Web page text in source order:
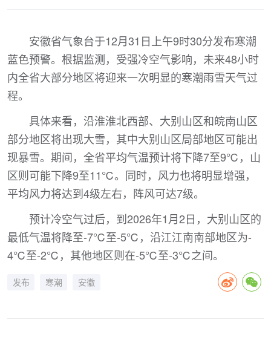
安徽省气象台于12月31日上午9时30分发布寒潮
蓝色预警。根据监测，受强冷空气影响，未来48小时
内全省大部分地区将迎来一次明显的寒潮雨雪天气过
程。
具体来看，沿淮淮北西部、大别山区和皖南山区
部分地区将出现大雪，其中大别山区局部地区可能出
现暴雪。期间，全省平均气温预计将下降7至9℃，山
区则可能下降9至11℃。同时，风力也将明显增强，
平均风力将达到4级左右，阵风可达7级。
预计冷空气过后，到2026年1月2日，大别山区的
最低气温将降至-7℃至-5℃，沿江江南南部地区为-
4℃至-2℃，其他地区则在-5℃至-3℃之间。
发布 寒潮 安徽